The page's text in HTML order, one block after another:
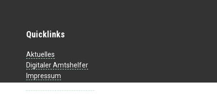
Quicklinks
Aktuelles
Digitaler Amtshelfer
Impressum